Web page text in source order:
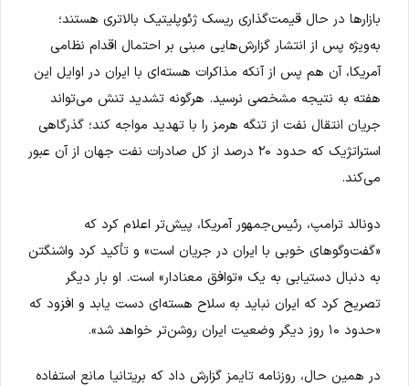
بازارها در حال قیمت‌گذاری ریسک ژئوپلیتیک بالاتری هستند؛
به‌ویژه پس از انتشار گزارش‌هایی مبنی بر احتمال اقدام نظامی
آمریکا، آن هم پس از آنکه مذاکرات هسته‌ای با ایران در اوایل این
هفته به نتیجه مشخصی نرسید. هرگونه تشدید تنش می‌تواند
جریان انتقال نفت از تنگه هرمز را با تهدید مواجه کند؛ گذرگاهی
استراتژیک که حدود ۲۰ درصد از کل صادرات نفت جهان از آن عبور
می‌کند.
دونالد ترامپ، رئیس‌جمهور آمریکا، پیش‌تر اعلام کرد که
«گفت‌وگوهای خوبی با ایران در جریان است» و تأکید کرد واشنگتن
به دنبال دستیابی به یک «توافق معنادار» است. او بار دیگر
تصریح کرد که ایران نباید به سلاح هسته‌ای دست یابد و افزود که
«حدود ۱۰ روز دیگر وضعیت ایران روشن‌تر خواهد شد».
در همین حال، روزنامه تایمز گزارش داد که بریتانیا مانع استفاده